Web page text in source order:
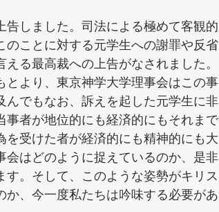
しました。司法による極めて客観的
ことに対する元学生への謝罪や反省
る最高裁への上告がなされました。
より、東京神学大学理事会はこの事
でもなお、訴えを起した元学生に非
者が地位的にも経済的にもそれまで
を受けた者が経済的にも精神的にも大
会はどのように捉えているのか、是非
。そして、このような姿勢がキリス
か、今一度私たちは吟味する必要があ